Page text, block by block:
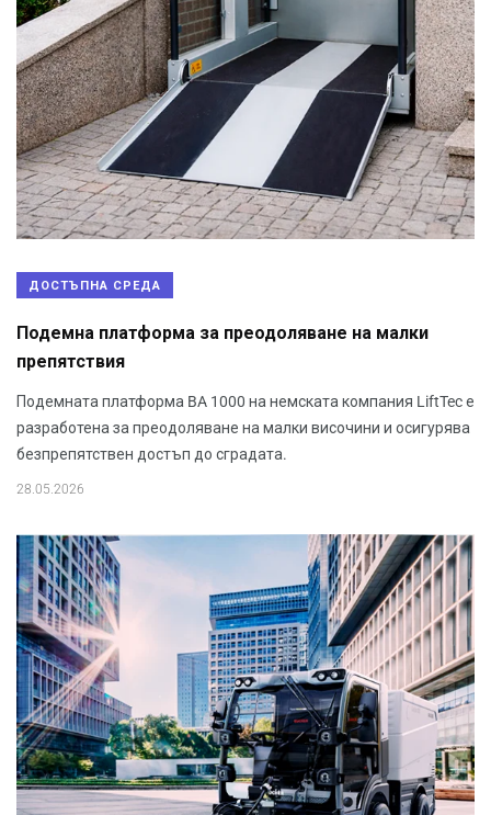
ДОСТЪПНА СРЕДА
Подемна платформа за преодоляване на малки
препятствия
Подемната платформа BA 1000 на немската компания LiftTec е
разработена за преодоляване на малки височини и осигурява
безпрепятствен достъп до сградата.
28.05.2026